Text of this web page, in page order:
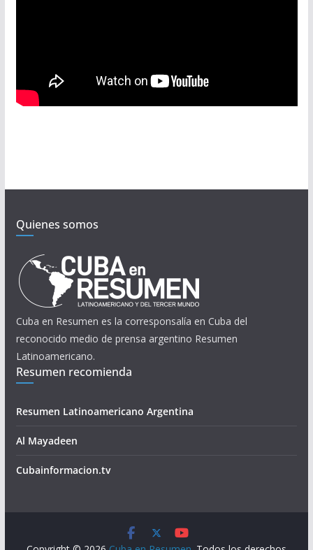
Quienes somos
Cuba en Resumen es la corresponsalía en Cuba del
reconocido medio de prensa argentino Resumen
Latinoamericano.
Resumen recomienda
Resumen Latinoamericano Argentina
Al Mayadeen
Cubainformacion.tv